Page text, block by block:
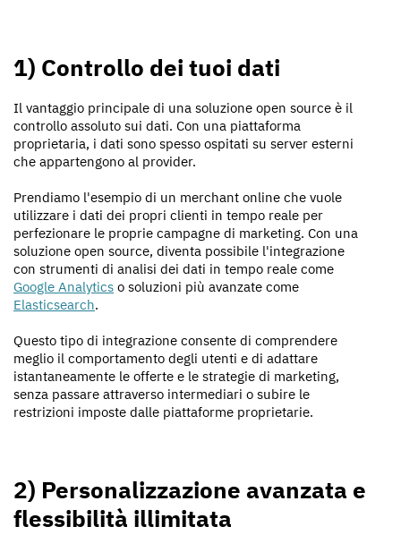
1) Controllo dei tuoi dati
Il vantaggio principale di una soluzione open source è il
controllo assoluto sui dati. Con una piattaforma
proprietaria, i dati sono spesso ospitati su server esterni
che appartengono al provider.
Prendiamo l'esempio di un merchant online che vuole
utilizzare i dati dei propri clienti in tempo reale per
perfezionare le proprie campagne di marketing. Con una
soluzione open source, diventa possibile l'integrazione
con strumenti di analisi dei dati in tempo reale come
Google Analytics o soluzioni più avanzate come
Elasticsearch.
Questo tipo di integrazione consente di comprendere
meglio il comportamento degli utenti e di adattare
istantaneamente le offerte e le strategie di marketing,
senza passare attraverso intermediari o subire le
restrizioni imposte dalle piattaforme proprietarie.
2) Personalizzazione avanzata e
flessibilità illimitata